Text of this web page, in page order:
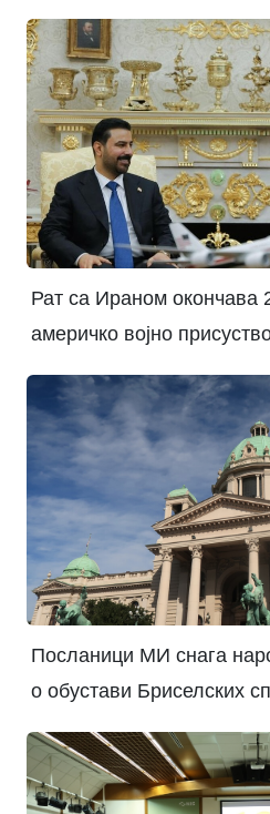
Рат са Ираном окончава
америчко војно
Посланици МИ снага
о обустави Бриселских